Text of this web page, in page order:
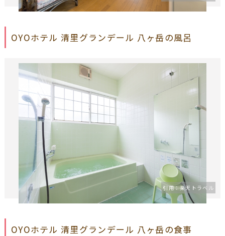
OYOホテル 清里グランデール 八ヶ岳の風呂
引用：楽天トラベル
OYOホテル 清里グランデール 八ヶ岳の食事